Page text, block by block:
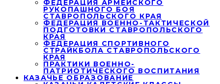
ФЕДЕРАЦИЯ АРМЕЙСКОГО
РУКОПАШНОГО БОЯ
СТАВРОПОЛЬСКОГО КРАЯ
ФЕДЕРАЦИЯ ВОЕННО-ТАКТИЧЕСКОЙ
ПОДГОТОВКИ СТАВРОПОЛЬСКОГО
КРАЯ
ФЕДЕРАЦИЯ СПОРТИВНОГО
СТРАЙКБОЛА СТАВРОПОЛЬСКОГО
КРАЯ
ПРАКТИКИ ВОЕННО-
ПАТРИОТИЧЕСКОГО ВОСПИТАНИЯ
КАЗАЧЬЕ ОБРАЗОВАНИЕ